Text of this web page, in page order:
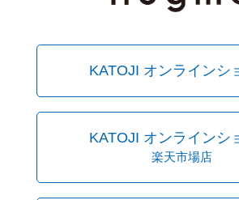
KATOJI オンラインシ
KATOJI オンラインシ
楽天市場店